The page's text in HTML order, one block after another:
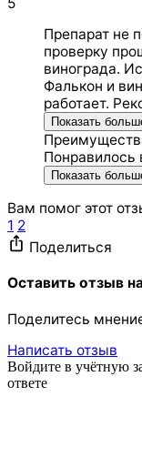
Препарат не
проверку
винограда.
Фалькон и
работает.
Показать
Понравилось
Показать
Вам помог этот
1 2
Поделиться
Оставить отзыв
Поделитесь
Написать отзыв
Войдите в учётную
ответе